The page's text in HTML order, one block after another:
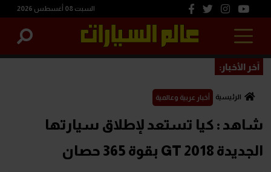
السبت 08 أغسطس 2026
آخر الأخبار:
الرئيسية أخبار عربية وعالمية
شاهد : كيا تستعد لإطلاق سيارتها
الجديدة 2018 GT بقوة 365 حصان